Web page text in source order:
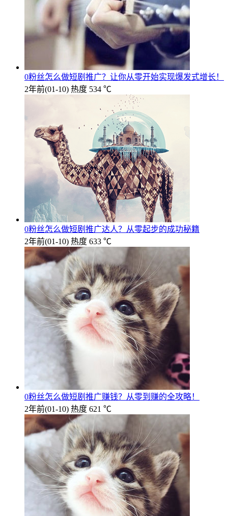
0粉丝怎么做短剧推广？让你从零开始实现爆发式增长！
2年前(01-10) 热度 534 ℃
0粉丝怎么做短剧推广达人？从零起步的成功秘籍
2年前(01-10) 热度 633 ℃
0粉丝怎么做短剧推广赚钱？从零到赚的全攻略！
2年前(01-10) 热度 621 ℃